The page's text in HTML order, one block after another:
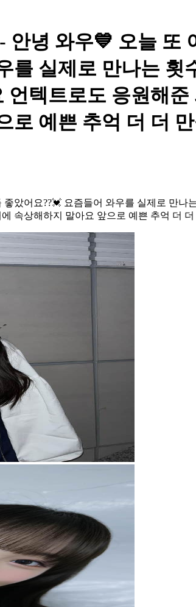
안녕 와우💙 오늘 또
를 실제로 만나는
텍트로도 응원해
로 예쁜 추억 더 더
았어요??💓 요즘들어 와우를 실제로 만
속상해하지 말아요 앞으로 예쁜 추억 더